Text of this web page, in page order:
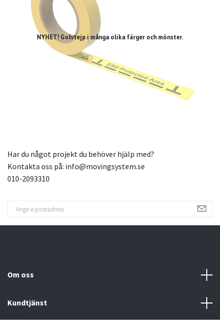
NYHET! Golvtejp i många olika färger och mönster.
Har du något projekt du behöver hjälp med?
Kontakta oss på: info@movingsystem.se
010-2093310
Om oss
Kundtjänst